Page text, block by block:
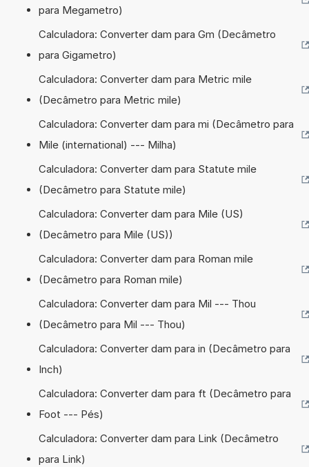
para Megametro)
Calculadora: Converter dam para Gm (Decâmetro
para Gigametro)
Calculadora: Converter dam para Metric mile
(Decâmetro para Metric mile)
Calculadora: Converter dam para mi (Decâmetro para
Mile (international) --- Milha)
Calculadora: Converter dam para Statute mile
(Decâmetro para Statute mile)
Calculadora: Converter dam para Mile (US)
(Decâmetro para Mile (US))
Calculadora: Converter dam para Roman mile
(Decâmetro para Roman mile)
Calculadora: Converter dam para Mil --- Thou
(Decâmetro para Mil --- Thou)
Calculadora: Converter dam para in (Decâmetro para
Inch)
Calculadora: Converter dam para ft (Decâmetro para
Foot --- Pés)
Calculadora: Converter dam para Link (Decâmetro
para Link)